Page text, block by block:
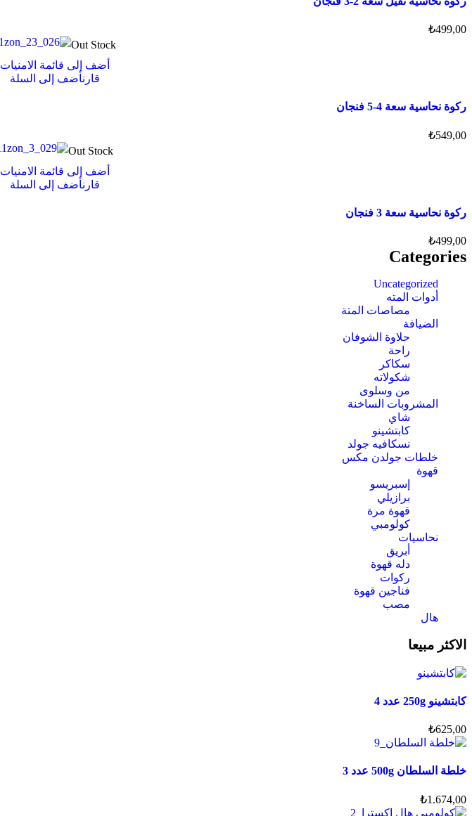
₺499,00
Out Stock
أضف إلى قائمة الامنيات
قارنأضف إلى السلة
ركوة نحاسية سعة 4-5 فنجان
₺549,00
Out Stock
أضف إلى قائمة الامنيات
قارنأضف إلى السلة
ركوة نحاسية سعة 3 فنجان
₺499,00
Categories
Uncategorized
أدوات المته
مصاصات المتة
الضيافة
حلاوة الشوفان
راحة
سكاكر
شكولاته
من وسلوى
المشروبات الساخنة
شاي
كابتشينو
نسكافيه جولد
خلطات جولدن مكس
قهوة
إسبريسو
برازيلي
قهوة مرة
كولومبي
نحاسيات
أبريق
‏دله قهوة
ركوات
فناجين قهوة
مصب
هال
الاكثر مبيعا
كابتشينو 250g عدد 4
₺625,00
خلطة السلطان 500g عدد 3
₺1.674,00